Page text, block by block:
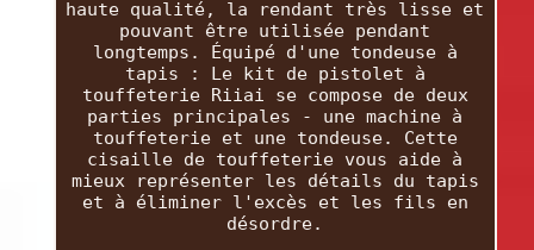
haute qualité, la rendant très lisse et
pouvant être utilisée pendant
longtemps. Équipé d'une tondeuse à
tapis : Le kit de pistolet à
touffeterie Riiai se compose de deux
parties principales - une machine à
touffeterie et une tondeuse. Cette
cisaille de touffeterie vous aide à
mieux représenter les détails du tapis
et à éliminer l'excès et les fils en
désordre.